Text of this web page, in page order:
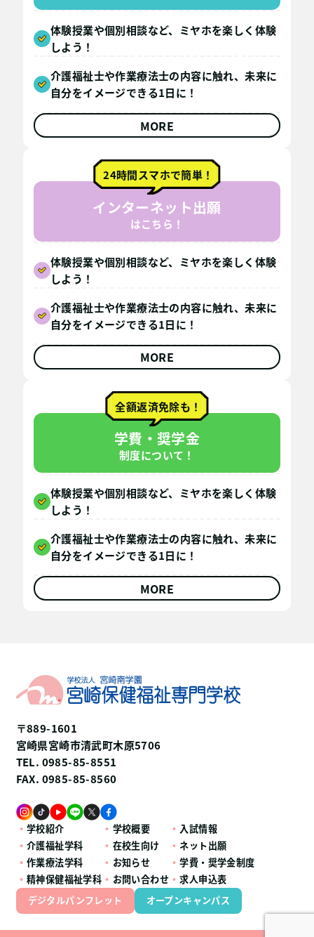
体験授業や個別相談など、ミヤホを楽しく体験
しよう！
介護福祉士や作業療法士の内容に触れ、未来に
自分をイメージできる1日に！
MORE
24時間スマホで簡単！
インターネット出願
はこちら！
体験授業や個別相談など、ミヤホを楽しく体験
しよう！
介護福祉士や作業療法士の内容に触れ、未来に
自分をイメージできる1日に！
MORE
全額返済免除も！
学費・奨学金
制度について！
体験授業や個別相談など、ミヤホを楽しく体験
しよう！
介護福祉士や作業療法士の内容に触れ、未来に
自分をイメージできる1日に！
MORE
〒889-1601
宮崎県宮崎市清武町木原5706
TEL. 0985-85-8551
FAX. 0985-85-8560
学校紹介
介護福祉学科
作業療法学科
精神保健福祉学科
学校概要
在校生向け
お知らせ
お問い合わせ
入試情報
ネット出願
学費・奨学金制度
求人申込表
デジタルパンフレット
オープンキャンパス